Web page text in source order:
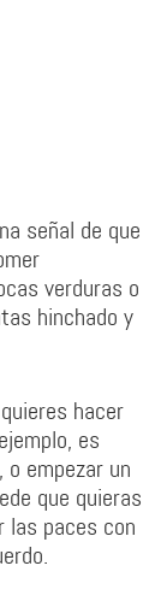
señal de que
verduras o
hinchado y
hacer
es
empezar un
que quieras
las paces con